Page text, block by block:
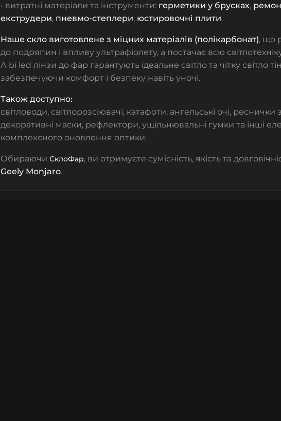
• витратні матеріали та інструменти: герметики у брусках,
екструдери, пневмо-степлери, юстировочні плити.
Наше скло виготовлене з міцних матеріалів (полікарбонат), що
до подряпин і впливу ультрафіолету, а постачає всю
А bi led лінзи до фар гарантують ідеальне світло та чітку світло
забезпечуючи комфорт і безпеку навіть уночі.
Також доступно:
світловоди, світлорозсіювачі, катафоти, ангельські очі,
декоративні маски, рефлектори, ущільнювальні гумки та інші
комплексного оновлення оптики.
Обираючи СклоФар, ви отримуєте сумісність, якість та
Geely Monjaro.